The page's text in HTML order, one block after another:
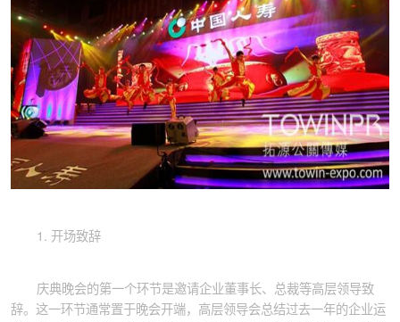
1. 开场致辞
庆典晚会的第一个环节是邀请企业董事长、总裁等高层领导致
辞。这一环节通常置于晚会开端，高层领导会总结过去一年的企业运